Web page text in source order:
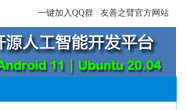
一键加入QQ群 友善之臂官方网站